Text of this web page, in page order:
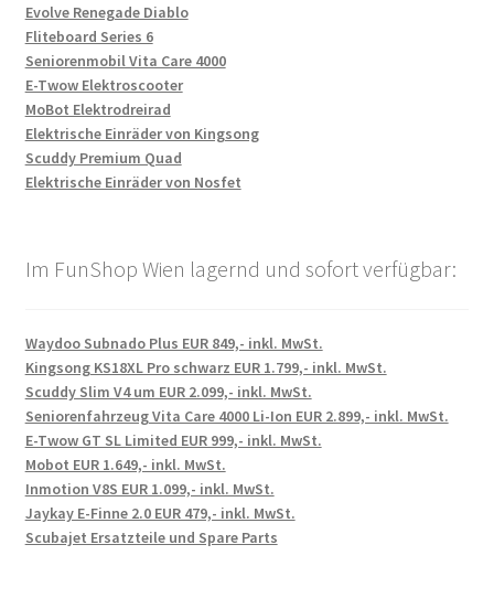
Evolve Renegade Diablo
Fliteboard Series 6
Seniorenmobil Vita Care 4000
E-Twow Elektroscooter
MoBot Elektrodreirad
Elektrische Einräder von Kingsong
Scuddy Premium Quad
Elektrische Einräder von Nosfet
Im FunShop Wien lagernd und sofort verfügbar:
Waydoo Subnado Plus EUR 849,- inkl. MwSt.
Kingsong KS18XL Pro schwarz EUR 1.799,- inkl. MwSt.
Scuddy Slim V4 um EUR 2.099,- inkl. MwSt.
Seniorenfahrzeug Vita Care 4000 Li-Ion EUR 2.899,- inkl. MwSt.
E-Twow GT SL Limited EUR 999,- inkl. MwSt.
Mobot EUR 1.649,- inkl. MwSt.
Inmotion V8S EUR 1.099,- inkl. MwSt.
Jaykay E-Finne 2.0 EUR 479,- inkl. MwSt.
Scubajet Ersatzteile und Spare Parts